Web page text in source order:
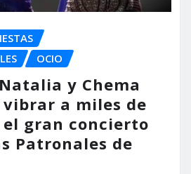
OCIO
y Chema
vibrar a miles de
el gran concierto
Patronales de